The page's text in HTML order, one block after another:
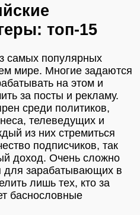
топ-15
самых популярных
мире. Многие задаются
на этом и
за посты и рекламу.
среди политиков,
телеведущих и
из них стремиться
подписчиков, так
доход. Очень сложно
для зарабатывающих в
лишь тех, кто за
баснословные